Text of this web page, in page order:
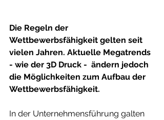
Die Regeln der
Wettbewerbsfähigkeit gelten seit
vielen Jahren. Aktuelle Megatrends
- wie der 3D Druck -  ändern jedoch
die Möglichkeiten zum Aufbau der
Wettbewerbsfähigkeit.
In der Unternehmensführung galten